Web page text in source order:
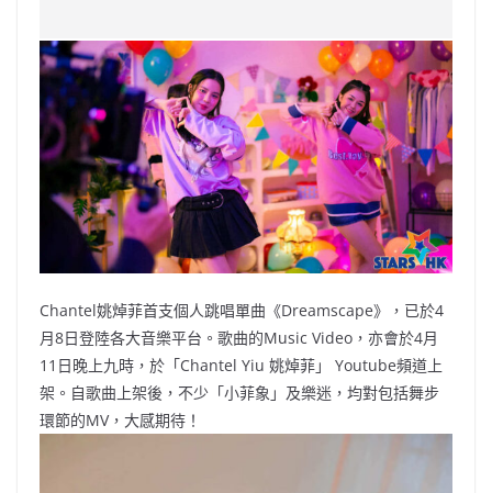
e
b
o
o
k
W
ei
b
o
s
A
p
p
h
at
er l y
Li
n
k
Chantel姚焯菲首支個人跳唱單曲《Dreamscape》，已於4
月8日登陸各大音樂平台。歌曲的Music Video，亦會於4月
11日晚上九時，於「Chantel Yiu 姚焯菲」 Youtube頻道上
架。自歌曲上架後，不少「小菲象」及樂迷，均對包括舞步
環節的MV，大感期待！